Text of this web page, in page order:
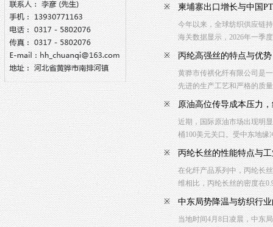
※ 柬埔寨出口增长与中国
今年以来，全球纺织供应链
海关数据显示，2026年一季
※ 丙纶高强丝的特点与优
黄骅市传祺化纤有限公司是
先进的生产工艺和严格的质
※ 原油高位传导成本压力
近期，国际原油市场出现明
桶100美元关口。受中东地
※ 丙纶长丝的性能特点与
在化纤产品系列中，丙纶长
维相比，丙纶长丝的密度在
※ 中东局势降温与纺织行
当地时间4月8日凌晨，中东